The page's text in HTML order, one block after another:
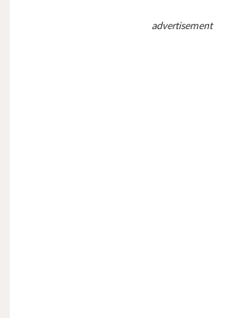
advertisement